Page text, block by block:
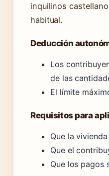
inquilinos
habitual.
Deducción
Los
de las
El límite
Requisitos para
Que la
Que el
Que los pagos